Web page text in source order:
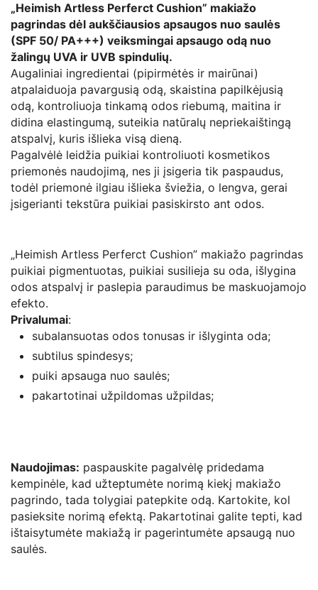
„Heimish Artless Perferct Cushion” makiažo
pagrindas dėl aukščiausios apsaugos nuo saulės
(SPF 50/ PA+++) veiksmingai apsaugo odą nuo
žalingų UVA ir UVB spindulių.
Augaliniai ingredientai (pipirmėtės ir mairūnai)
atpalaiduoja pavargusią odą, skaistina papilkėjusią
odą, kontroliuoja tinkamą odos riebumą, maitina ir
didina elastingumą, suteikia natūralų nepriekaištingą
atspalvį, kuris išlieka visą dieną.
Pagalvėlė leidžia puikiai kontroliuoti kosmetikos
priemonės naudojimą, nes ji įsigeria tik paspaudus,
todėl priemonė ilgiau išlieka šviežia, o lengva, gerai
įsigerianti tekstūra puikiai pasiskirsto ant odos.
„Heimish Artless Perferct Cushion” makiažo pagrindas
puikiai pigmentuotas, puikiai susilieja su oda, išlygina
odos atspalvį ir paslepia paraudimus be maskuojamojo
efekto.
Privalumai:
subalansuotas odos tonusas ir išlyginta oda;
subtilus spindesys;
puiki apsauga nuo saulės;
pakartotinai užpildomas užpildas;
Naudojimas: paspauskite pagalvėlę pridedama
kempinėle, kad užteptumėte norimą kiekį makiažo
pagrindo, tada tolygiai patepkite odą. Kartokite, kol
pasieksite norimą efektą. Pakartotinai galite tepti, kad
ištaisytumėte makiažą ir pagerintumėte apsaugą nuo
saulės.